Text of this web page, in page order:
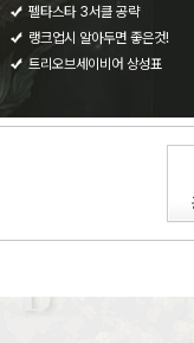
펠타스타 3서클 공략
랭크업시 알아두면 좋은것!
트리오브세이비어 상성표